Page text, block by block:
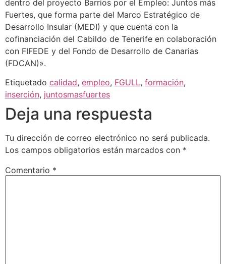
dentro del proyecto Barrios por el Empleo: Juntos más
Fuertes, que forma parte del Marco Estratégico de
Desarrollo Insular (MEDI) y que cuenta con la
cofinanciación del Cabildo de Tenerife en colaboración
con FIFEDE y del Fondo de Desarrollo de Canarias
(FDCAN)».
Etiquetado calidad, empleo, FGULL, formación,
inserción, juntosmasfuertes
Deja una respuesta
Tu dirección de correo electrónico no será publicada.
Los campos obligatorios están marcados con *
Comentario *